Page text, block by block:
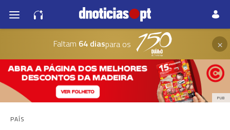
Faltam 64 diaspara os ×
PUB
PAÍS